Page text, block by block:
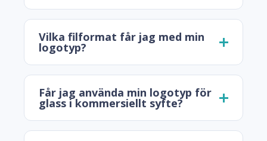
Vilka filformat får jag med min
logotyp?
Får jag använda min logotyp för
glass i kommersiellt syfte?